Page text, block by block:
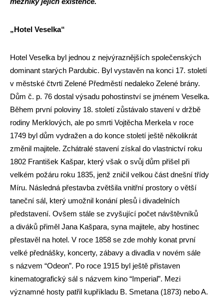
„Hotel Veselka“
Hotel Veselka byl jednou z nejvýraznějších společenských
dominant starých Pardubic. Byl vystavěn na konci 17. století
v městské čtvrti Zelené Předměstí nedaleko Zelené brány.
Dům č. p. 76 dostal výsadu pohostinství se jménem Veselka.
Během první poloviny 18. století zůstávalo stavení v držbě
rodiny Merklových, ale po smrti Vojtěcha Merkela v roce
1749 byl dům vydražen a do konce století ještě několikrát
změnil majitele. Zchátralé stavení získal do vlastnictví roku
1802 František Kašpar, který však o svůj dům přišel při
velkém požáru roku 1835, jenž zničil velkou část dnešní třídy
Míru. Následná přestavba zvětšila vnitřní prostory o větší
taneční sál, který umožnil konání plesů i divadelních
představení. Ovšem stále se zvyšující počet návštěvníků
a diváků přiměl Jana Kašpara, syna majitele, aby hostinec
přestavěl na hotel. V roce 1858 se zde mohly konat první
velké přednášky, koncerty, zábavy a divadla v novém sále
s názvem “Odeon”. Po roce 1915 byl ještě přistaven
kinematografický sál s názvem kino “Imperial”. Mezi
významné hosty patřil kupříkladu B. Smetana (1873) nebo A.